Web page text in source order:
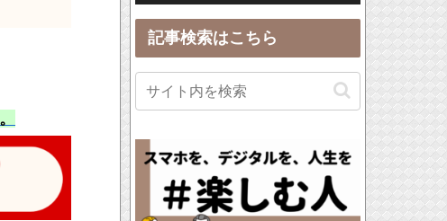
。
ヤ
ー記事検索はこちら